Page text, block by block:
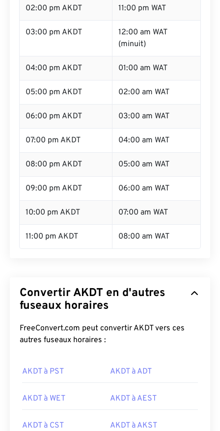
02:00 pm AKDT 11:00 pm WAT
03:00 pm AKDT
12:00 am WAT
(minuit)
04:00 pm AKDT 01:00 am WAT
05:00 pm AKDT 02:00 am WAT
06:00 pm AKDT 03:00 am WAT
07:00 pm AKDT 04:00 am WAT
08:00 pm AKDT 05:00 am WAT
09:00 pm AKDT 06:00 am WAT
10:00 pm AKDT 07:00 am WAT
11:00 pm AKDT 08:00 am WAT
Convertir AKDT en d'autres
fuseaux horaires
FreeConvert.com peut convertir AKDT vers ces
autres fuseaux horaires :
AKDT à PST AKDT à ADT
AKDT à WET AKDT à AEST
AKDT à CST AKDT à AKST